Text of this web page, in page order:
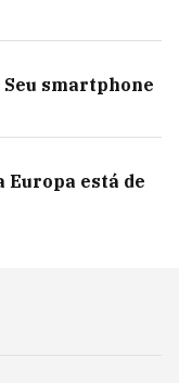
smartphone
Europa está de